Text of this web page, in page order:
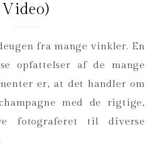
Video)
opfattelser af de mange
er, at det handler om
med de rigtige,
fotograferet til diverse